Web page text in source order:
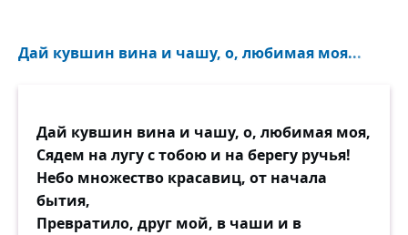
Дай кувшин вина и чашу, о, любимая моя...
Дай кувшин вина и чашу, о, любимая моя,
Сядем на лугу с тобою и на берегу ручья!
Небо множество красавиц, от начала
бытия,
Превратило, друг мой, в чаши и в